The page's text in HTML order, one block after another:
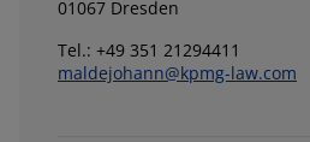
01067 Dresden
Tel.: +49 351 21294411
maldejohann@kpmg-law.com